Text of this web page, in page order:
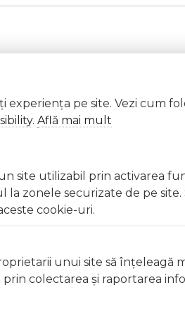
din abundență A nu se
sau fragile Evitați
un medic Evitați
din abundențăA nu se lăsa
sau fragile Evitați
un medic Evitați
pe site. Vezi cum
. Află mai mult
site utilizabil prin activarea
la zonele securizate de pe
cookie-uri.
unui site să înţeleagă
colectarea şi raportarea